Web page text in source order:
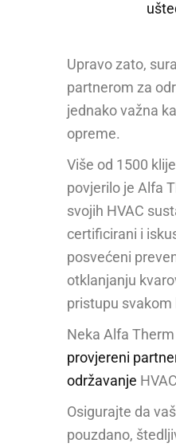
Upravo zato,
partnerom za
jednako važna
opreme.
Više od 1500
povjerilo je Alfa
svojih HVAC
certificirani i
posvećeni
otklanjanju
pristupu svakom
Neka Alfa
provjereni
održavanje
Osigurajte da
pouzdano,